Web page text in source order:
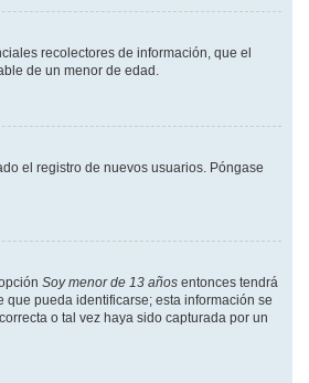
recolectores de información, que el
de un menor de edad.
el registro de nuevos usuarios. Póngase
Soy menor de 13 años entonces tendrá
pueda identificarse; esta información se
o tal vez haya sido capturada por un